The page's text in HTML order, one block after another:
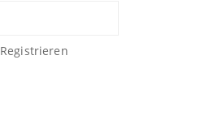
Registrieren